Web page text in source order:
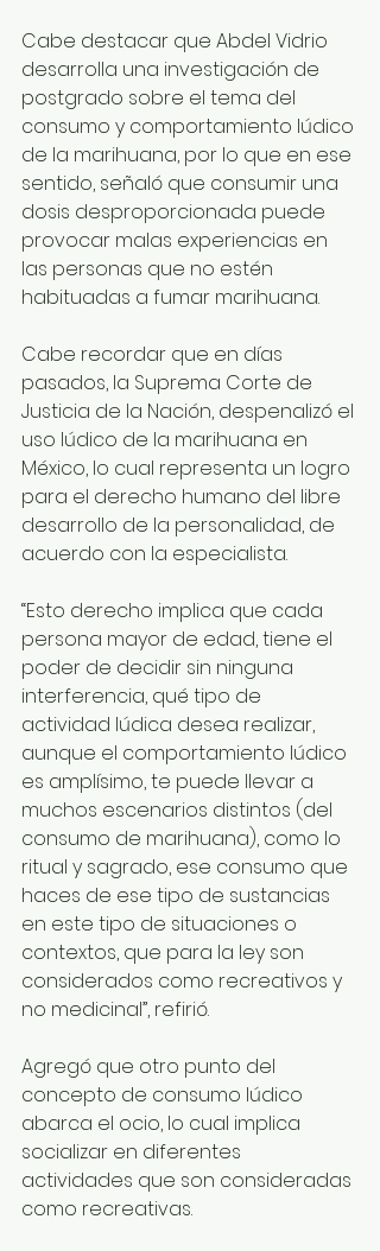
Cabe destacar que Abdel Vidrio
desarrolla una investigación de
postgrado sobre el tema del
consumo y comportamiento lúdico
de la marihuana, por lo que en ese
sentido, señaló que consumir una
dosis desproporcionada puede
provocar malas experiencias en
las personas que no estén
habituadas a fumar marihuana.
Cabe recordar que en días
pasados, la Suprema Corte de
Justicia de la Nación, despenalizó el
uso lúdico de la marihuana en
México, lo cual representa un logro
para el derecho humano del libre
desarrollo de la personalidad, de
acuerdo con la especialista.
“Esto derecho implica que cada
persona mayor de edad, tiene el
poder de decidir sin ninguna
interferencia, qué tipo de
actividad lúdica desea realizar,
aunque el comportamiento lúdico
es amplísimo, te puede llevar a
muchos escenarios distintos (del
consumo de marihuana), como lo
ritual y sagrado, ese consumo que
haces de ese tipo de sustancias
en este tipo de situaciones o
contextos, que para la ley son
considerados como recreativos y
no medicinal”, refirió.
Agregó que otro punto del
concepto de consumo lúdico
abarca el ocio, lo cual implica
socializar en diferentes
actividades que son consideradas
como recreativas.